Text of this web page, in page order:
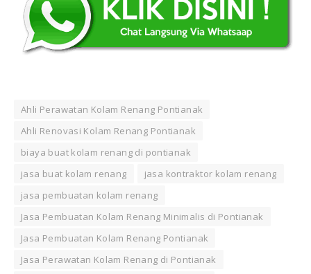
Ahli Perawatan Kolam Renang Pontianak
Ahli Renovasi Kolam Renang Pontianak
biaya buat kolam renang di pontianak
jasa buat kolam renang
jasa kontraktor kolam renang
jasa pembuatan kolam renang
Jasa Pembuatan Kolam Renang Minimalis di Pontianak
Jasa Pembuatan Kolam Renang Pontianak
Jasa Perawatan Kolam Renang di Pontianak